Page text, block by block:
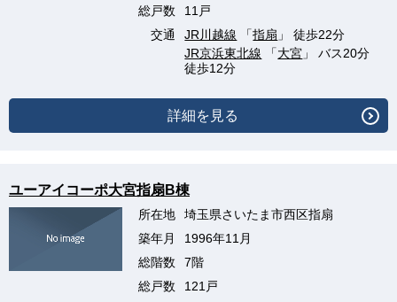
総戸数
11戸
交通
JR川越線 「指扇 」 徒歩22分
JR京浜東北線 「大宮 」 バス20分
徒歩12分
詳細を見る
ユーアイコーポ大宮指扇B棟
所在地
埼玉県さいたま市西区指扇
築年月
1996年11月
総階数
7階
総戸数
121戸